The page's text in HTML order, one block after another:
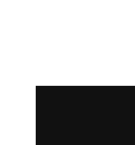
COSA MANCA PER
che al 90’ ancora
Magari a gennaio